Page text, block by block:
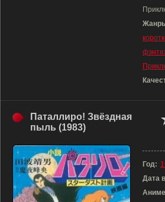
Паталлиро! Звёздная
пыль (1983)
Год:
Дата